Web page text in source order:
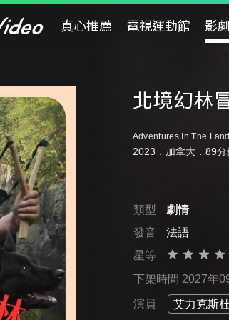
真心推薦 電視運動館 影
北境幻林
Adventures In The
2023．加拿大．89分
類型
劇情
發音
法語
星等
下架時間 2027年
演員 艾力克斯